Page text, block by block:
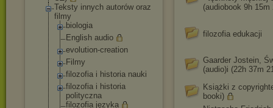
Teksty innych autorów oraz
filmy
biologia
English audio
evolution-creation
Filmy
filozofia i historia nauki
filozofia i historia
polityczna
filozofia języka
(audiobook 9h 15m
filozofia edukacji
Gaarder Jostein,
(audio)i (22h 37m
Książki z
booki)